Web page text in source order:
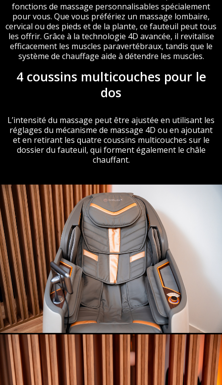
fonctions de massage personnalisables spécialement
pour vous. Que vous préfériez un massage lombaire,
cervical ou des pieds et de la plante, ce fauteuil peut tous
les offrir. Grâce à la technologie 4D avancée, il revitalise
efficacement les muscles paravertébraux, tandis que le
système de chauffage aide à détendre les muscles.
4 coussins multicouches pour le
dos
L’intensité du massage peut être ajustée en utilisant les
réglages du mécanisme de massage 4D ou en ajoutant
et en retirant les quatre coussins multicouches sur le
dossier du fauteuil, qui forment également le châle
chauffant.